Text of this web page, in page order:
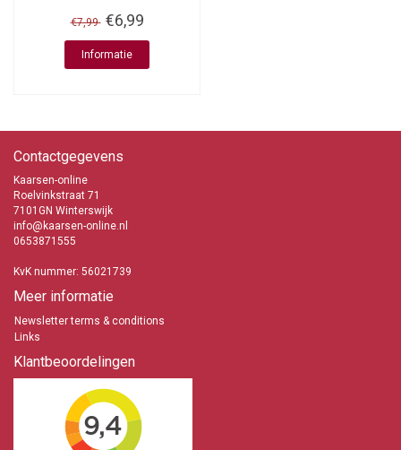
€7,99 €6,99
Informatie
Contactgegevens
Kaarsen-online
Roelvinkstraat 71
7101GN Winterswijk
info@kaarsen-online.nl
0653871555
KvK nummer: 56021739
Meer informatie
Newsletter terms & conditions
Links
Klantbeoordelingen